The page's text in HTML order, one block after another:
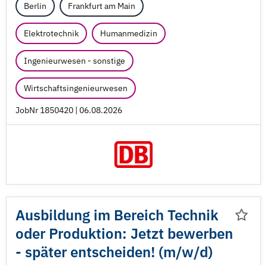
Berlin Frankfurt am Main
Elektrotechnik Humanmedizin
Ingenieurwesen - sonstige
Wirtschaftsingenieurwesen
JobNr 1850420 | 06.08.2026
Ausbildung im Bereich Technik
oder Produktion: Jetzt bewerben
- später entscheiden! (m/w/d)